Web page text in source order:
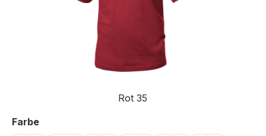
Rot 35
Farbeauswählen